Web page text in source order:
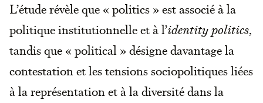
L’étude révèle que « politics » est associé à la
politique institutionnelle et à l’identity politics,
tandis que « political » désigne davantage la
contestation et les tensions sociopolitiques liées
à la représentation et à la diversité dans la